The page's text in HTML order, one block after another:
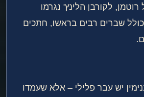
רוטמן, לקורבן הלינץ' נגרמו
שברים רבים בראשו, חתכים
יש עבר פלילי – אלא שעמדו